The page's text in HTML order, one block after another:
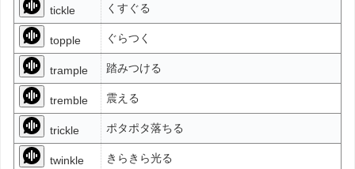
tickle くすぐる
topple ぐらつく
trample 踏みつける
tremble 震える
trickle ポタポタ落ちる
twinkle きらきら光る